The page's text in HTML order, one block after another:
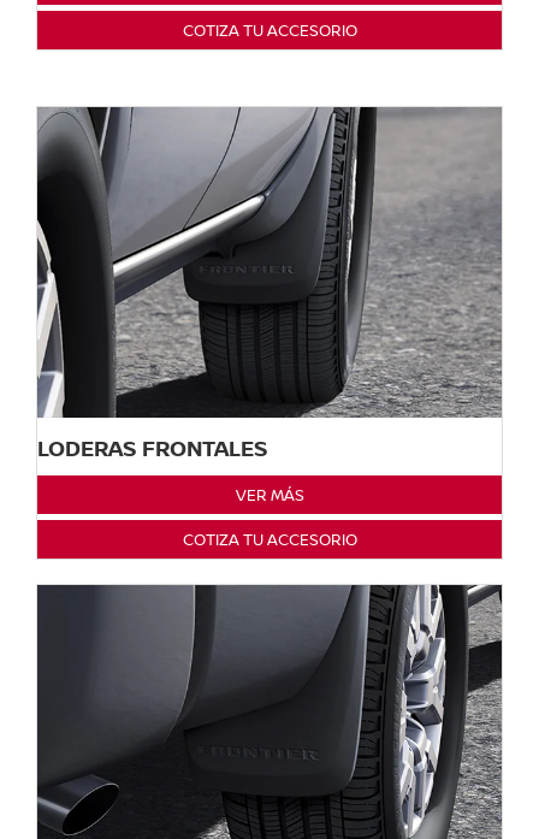
COTIZA TU ACCESORIO
LODERAS FRONTALES
VER MÁS
COTIZA TU ACCESORIO